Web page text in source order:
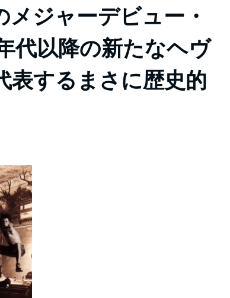
ジャーデビュー・
代以降の新たなヘヴ
表するまさに歴史的